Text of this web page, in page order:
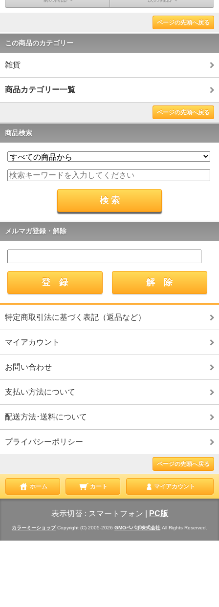
ページの先頭へ戻る
この商品のカテゴリー
雑貨
商品カテゴリー一覧
ページの先頭へ戻る
商品検索
メルマガ登録・解除
特定商取引法に基づく表記（返品など）
マイアカウント
お問い合わせ
支払い方法について
配送方法･送料について
プライバシーポリシー
ページの先頭へ戻る
ホーム カート マイアカウント
表示切替 : スマートフォン PC版
カラーミーショップ Copyright (C) 2005-2026 GMOペパボ株式会社 All Rights Reserved.